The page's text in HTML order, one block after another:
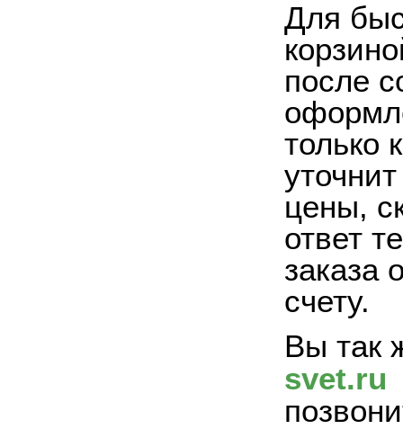
Для
после
только
цены,
ответ
заказа
счету.
Вы так
svet.ru